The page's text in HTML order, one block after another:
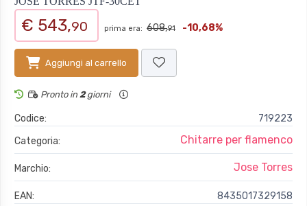
€ 543,90 prima era: 608,91 -10,68%
Aggiungi al carrello
Pronto in 2giorni
Codice:
719223
Categoria:
Chitarre per flamenco
Marchio: Jose Torres
EAN: 8435017329158